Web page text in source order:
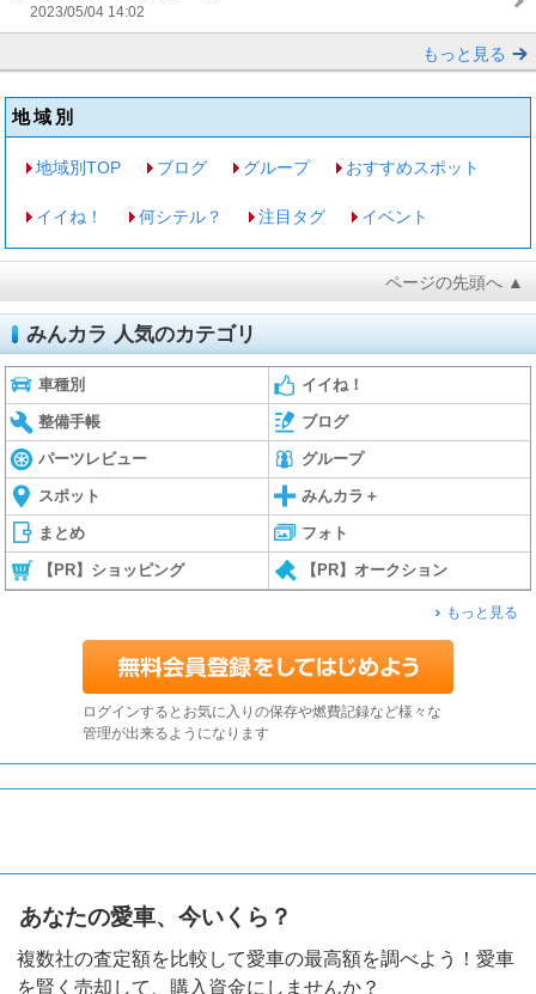
2023/05/04 14:02
もっと見る
地域別
地域別TOP ブログ グループ おすすめスポット
イイね！ 何シテル？ 注目タグ イベント
ページの先頭へ ▲
みんカラ 人気のカテゴリ
車種別 イイね！
整備手帳 ブログ
パーツレビュー グループ
スポット みんカラ＋
まとめ フォト
【PR】ショッピング 【PR】オークション
もっと見る
ログインするとお気に入りの保存や燃費記録など様々な
管理が出来るようになります
あなたの愛車、今いくら？
複数社の査定額を比較して愛車の最高額を調べよう！愛車
を賢く売却して、購入資金にしませんか？